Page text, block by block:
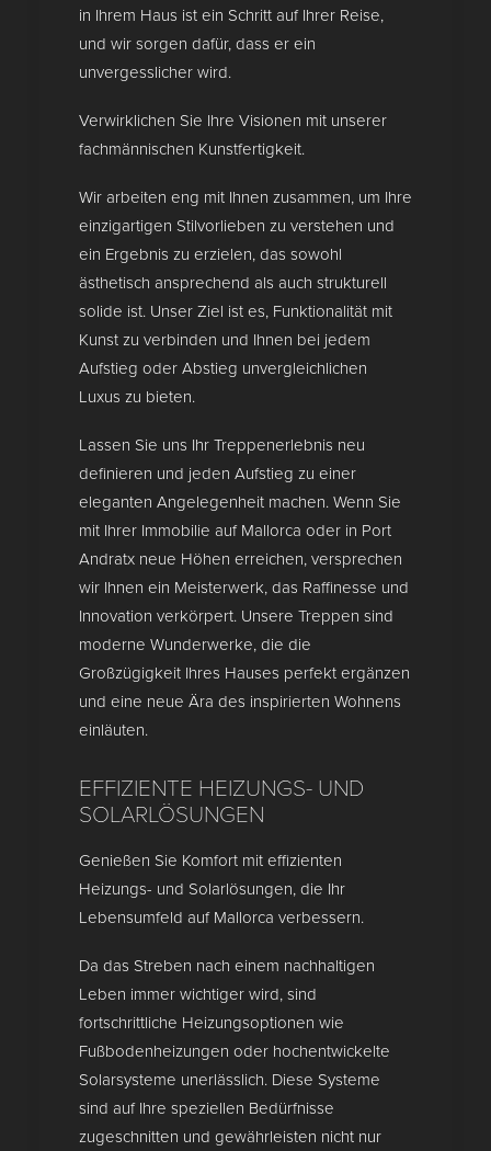
in Ihrem Haus ist ein Schritt auf Ihrer Reise,
und wir sorgen dafür, dass er ein
unvergesslicher wird.
Verwirklichen Sie Ihre Visionen mit unserer
fachmännischen Kunstfertigkeit.
Wir arbeiten eng mit Ihnen zusammen, um Ihre
einzigartigen Stilvorlieben zu verstehen und
ein Ergebnis zu erzielen, das sowohl
ästhetisch ansprechend als auch strukturell
solide ist. Unser Ziel ist es, Funktionalität mit
Kunst zu verbinden und Ihnen bei jedem
Aufstieg oder Abstieg unvergleichlichen
Luxus zu bieten.
Lassen Sie uns Ihr Treppenerlebnis neu
definieren und jeden Aufstieg zu einer
eleganten Angelegenheit machen. Wenn Sie
mit Ihrer Immobilie auf Mallorca oder in Port
Andratx neue Höhen erreichen, versprechen
wir Ihnen ein Meisterwerk, das Raffinesse und
Innovation verkörpert. Unsere Treppen sind
moderne Wunderwerke, die die
Großzügigkeit Ihres Hauses perfekt ergänzen
und eine neue Ära des inspirierten Wohnens
einläuten.
EFFIZIENTE HEIZUNGS- UND
SOLARLÖSUNGEN
Genießen Sie Komfort mit effizienten
Heizungs- und Solarlösungen, die Ihr
Lebensumfeld auf Mallorca verbessern.
Da das Streben nach einem nachhaltigen
Leben immer wichtiger wird, sind
fortschrittliche Heizungsoptionen wie
Fußbodenheizungen oder hochentwickelte
Solarsysteme unerlässlich. Diese Systeme
sind auf Ihre speziellen Bedürfnisse
zugeschnitten und gewährleisten nicht nur